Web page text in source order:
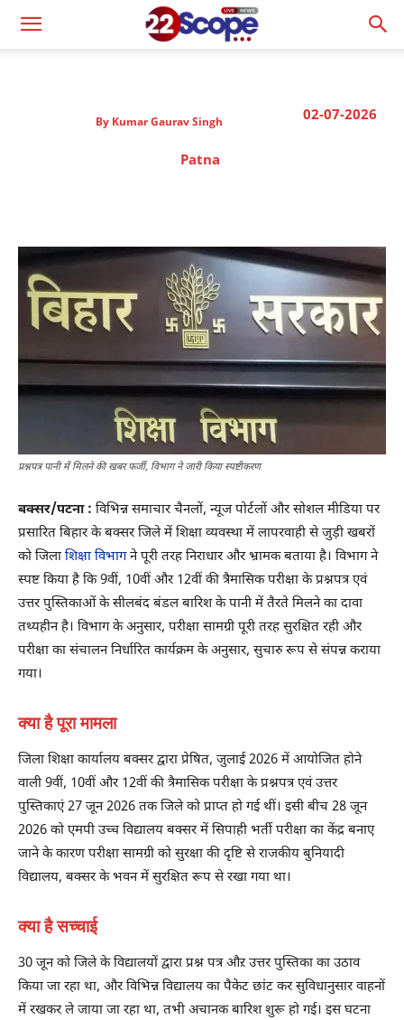
02-07-2026
By Kumar Gaurav Singh
Patna
प्रश्नपत्र पानी में मिलने की खबर फर्जी, विभाग ने जारी किया स्पष्टीकरण
बक्सर/पटना : विभिन्न समाचार चैनलों, न्यूज पोर्टलों और सोशल मीडिया पर
प्रसारित बिहार के बक्सर जिले में शिक्षा व्यवस्था में लापरवाही से जुड़ी खबरों
को जिला शिक्षा विभागने पूरी तरह निराधार और भ्रामक बताया है। विभाग ने
स्पष्ट किया है कि 9वीं, 10वीं और 12वीं की त्रैमासिक परीक्षा के प्रश्नपत्र एवं
उत्तर पुस्तिकाओं के सीलबंद बंडल बारिश के पानी में तैरते मिलने का दावा
तथ्यहीन है। विभाग के अनुसार, परीक्षा सामग्री पूरी तरह सुरक्षित रही और
परीक्षा का संचालन निर्धारित कार्यक्रम के अनुसार, सुचारु रूप से संपन्न कराया
गया।
क्या है पूरा मामला
जिला शिक्षा कार्यालय बक्सर द्वारा प्रेषित, जुलाई 2026 में आयोजित होने
वाली 9वीं, 10वीं और 12वीं की त्रैमासिक परीक्षा के प्रश्नपत्र एवं उत्तर
पुस्तिकाएं 27 जून 2026 तक जिले को प्राप्त हो गई थीं। इसी बीच 28 जून
2026 को एमपी उच्च विद्यालय बक्सर में सिपाही भर्ती परीक्षा का केंद्र बनाए
जाने के कारण परीक्षा सामग्री को सुरक्षा की दृष्टि से राजकीय बुनियादी
विद्यालय, बक्सर के भवन में सुरक्षित रूप से रखा गया था।
क्या है सच्चाई
30 जून को जिले के विद्यालयों द्वारा प्रश्न पत्र औऱ उत्तर पुस्तिका का उठाव
किया जा रहा था, और विभिन्न विद्यालय का पैकेट छांट कर सुविधानुसार वाहनों
में रखकर ले जाया जा रहा था, तभी अचानक बारिश शुरू हो गई। इस घटना